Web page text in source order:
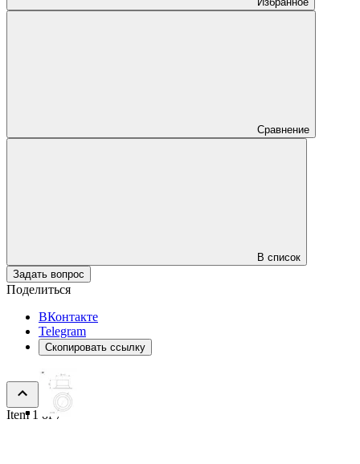
Сравнение
В список
Задать вопрос
Поделиться
ВКонтакте
Telegram
Скопировать ссылку
Item 1 of 7